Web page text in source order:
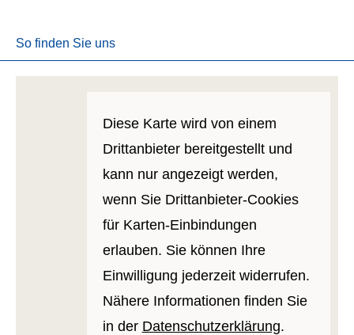
So finden Sie uns
Diese Karte wird von einem
Drittanbieter bereitgestellt und
kann nur angezeigt werden,
wenn Sie Drittanbieter-Cookies
für Karten-Einbindungen
erlauben. Sie können Ihre
Einwilligung jederzeit widerrufen.
Nähere Informationen finden Sie
in der Datenschutzerklärung.